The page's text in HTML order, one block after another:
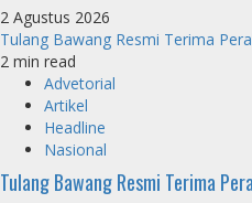
2 Agustus 2026
Tulang Bawang Resmi Terima
2 min read
Advetorial
Artikel
Headline
Nasional
Tulang Bawang Resmi Terima